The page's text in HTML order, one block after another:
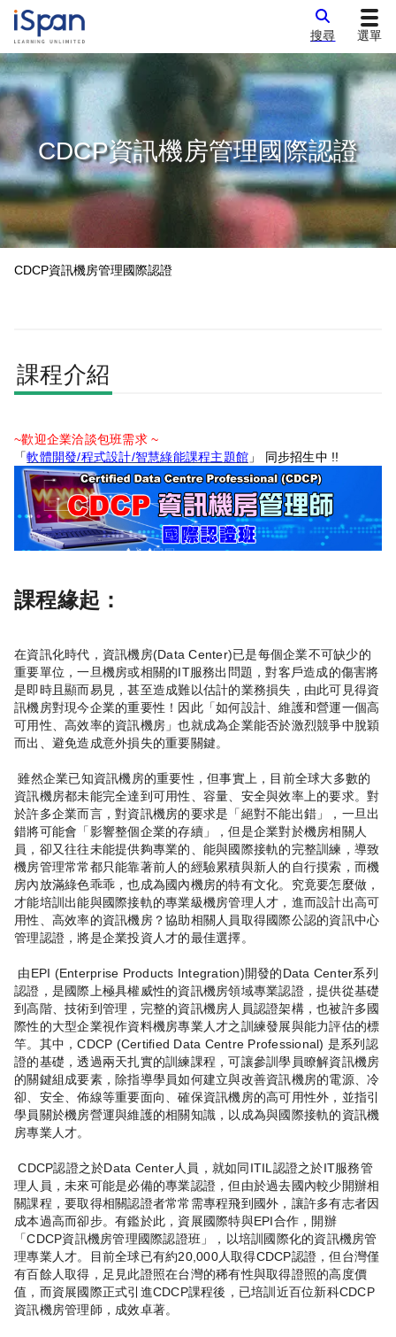
搜尋 選單
CDCP資訊機房管理國際認證
CDCP資訊機房管理國際認證
課程介紹
~歡迎企業洽談包班需求 ~
「軟體開發/程式設計/智慧綠能課程主題館 」 同步招生中 !!
課程緣起：
在資訊化時代，資訊機房(Data Center)已是每個企業不可缺少的
重要單位，一旦機房或相關的IT服務出問題，對客戶造成的傷害將
是即時且顯而易見，甚至造成難以估計的業務損失，由此可見得資
訊機房對現今企業的重要性！因此「如何設計、維護和營運一個高
可用性、高效率的資訊機房」也就成為企業能否於激烈競爭中脫穎
而出、避免造成意外損失的重要關鍵。
雖然企業已知資訊機房的重要性，但事實上，目前全球大多數的
資訊機房都未能完全達到可用性、容量、安全與效率上的要求。對
於許多企業而言，對資訊機房的要求是「絕對不能出錯」，一旦出
錯將可能會「影響整個企業的存續」，但是企業對於機房相關人
員，卻又往往未能提供夠專業的、能與國際接軌的完整訓練，導致
機房管理常常都只能靠著前人的經驗累積與新人的自行摸索，而機
房內放滿綠色乖乖，也成為國內機房的特有文化。究竟要怎麼做，
才能培訓出能與國際接軌的專業級機房管理人才，進而設計出高可
用性、高效率的資訊機房？協助相關人員取得國際公認的資訊中心
管理認證，將是企業投資人才的最佳選擇。
由EPI (Enterprise Products Integration)開發的Data Center系列
認證，是國際上極具權威性的資訊機房領域專業認證，提供從基礎
到高階、技術到管理，完整的資訊機房人員認證架構，也被許多國
際性的大型企業視作資料機房專業人才之訓練發展與能力評估的標
竿。其中，CDCP (Certified Data Centre Professional) 是系列認
證的基礎，透過兩天扎實的訓練課程，可讓參訓學員瞭解資訊機房
的關鍵組成要素，除指導學員如何建立與改善資訊機房的電源、冷
卻、安全、佈線等重要面向、確保資訊機房的高可用性外，並指引
學員關於機房營運與維護的相關知識，以成為與國際接軌的資訊機
房專業人才。
CDCP認證之於Data Center人員，就如同ITIL認證之於IT服務管
理人員，未來可能是必備的專業認證，但由於過去國內較少開辦相
關課程，要取得相關認證者常常需專程飛到國外，讓許多有志者因
成本過高而卻步。有鑑於此，資展國際特與EPI合作，開辦
「CDCP資訊機房管理國際認證班」，以培訓國際化的資訊機房管
理專業人才。目前全球已有約20,000人取得CDCP認證，但台灣僅
有百餘人取得，足見此證照在台灣的稀有性與取得證照的高度價
值，而資展國際正式引進CDCP課程後，已培訓近百位新科CDCP
資訊機房管理師，成效卓著。